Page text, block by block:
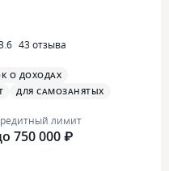
43 отзыва
О ДОХОДАХ
ДЛЯ САМОЗАНЯТЫХ
лимит
750 000 ₽